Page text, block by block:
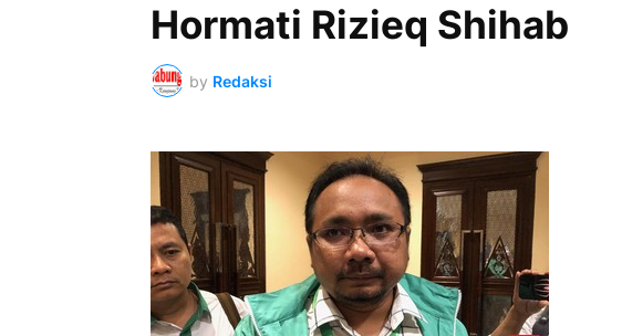
Hormati Rizieq Shihab
by Redaksi